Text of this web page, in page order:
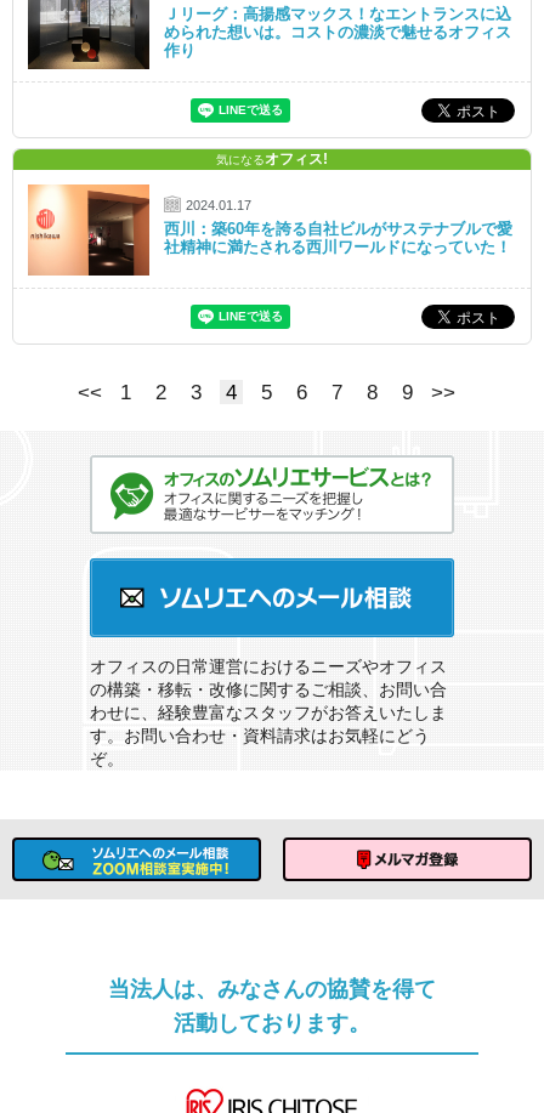
Ｊリーグ：高揚感マックス！なエントランスに込
められた想いは。コストの濃淡で魅せるオフィス
作り
気になるオフィス!
2024.01.17
西川：築60年を誇る自社ビルがサステナブルで愛
社精神に満たされる西川ワールドになっていた！
<< 1 2 3 4 5 6 7 8 9 >>
オフィスの日常運営におけるニーズやオフィス
の構築・移転・改修に関するご相談、お問い合
わせに、経験豊富なスタッフがお答えいたしま
す。お問い合わせ・資料請求はお気軽にどう
ぞ。
当法人は、みなさんの協賛を得て
活動しております。